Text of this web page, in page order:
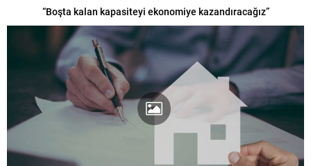
“Boşta kalan kapasiteyi ekonomiye kazandıracağız”